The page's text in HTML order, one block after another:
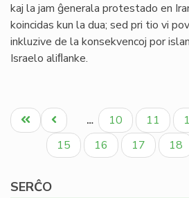
kaj la jam ĝenerala protestado en
koincidas kun la dua; sed pri tio vi
inkluzive de la konsekvencoj por
Israelo aliﬂanke.
Pagination
Unua
paĝo
Antaŭa
paĝo
… Paĝo
10 Paĝo
11
Paĝo
15 Paĝo
16 Paĝo
17 18
SERĈO